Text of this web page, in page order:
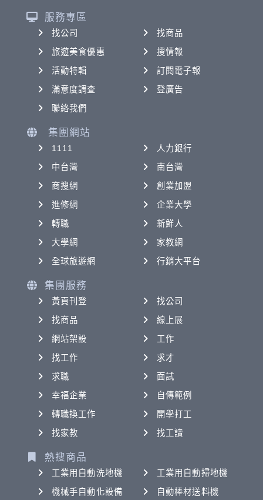
服務專區
找公司
找商品
旅遊美食優惠
搜情報
活動特輯
訂閱電子報
滿意度調查
登廣告
聯絡我們
集團網站
1111
人力銀行
中台灣
南台灣
商搜網
創業加盟
進修網
企業大學
轉職
新鮮人
大學網
家教網
全球旅遊網
行銷大平台
集團服務
黃頁刊登
找公司
找商品
線上展
網站架設
工作
找工作
求才
求職
面試
幸福企業
自傳範例
轉職換工作
開學打工
找家教
找工讀
熱搜商品
工業用自動洗地機
工業用自動掃地機
機械手自動化設備
自動棒材送料機